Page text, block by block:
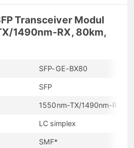
Transceiver Modul
1490nm-RX, 80km,
SFP-GE-BX80
SFP
1550nm-TX/1490nm-RX
LC simplex
SMF*